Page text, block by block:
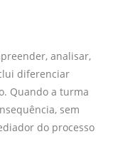
analisar,
diferenciar
Quando a turma
sem
do processo